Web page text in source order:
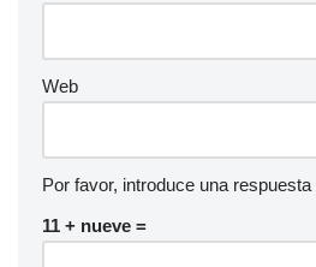
Web
Por favor, introduce una respuesta
11 + nueve =